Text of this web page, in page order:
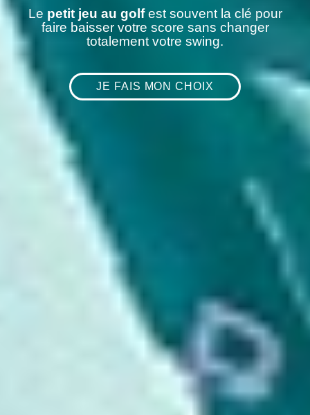
Le petit jeu au golfest souvent la clé pour
faire baisser votre score sans changer
totalement votre swing.
JE FAIS MON CHOIX